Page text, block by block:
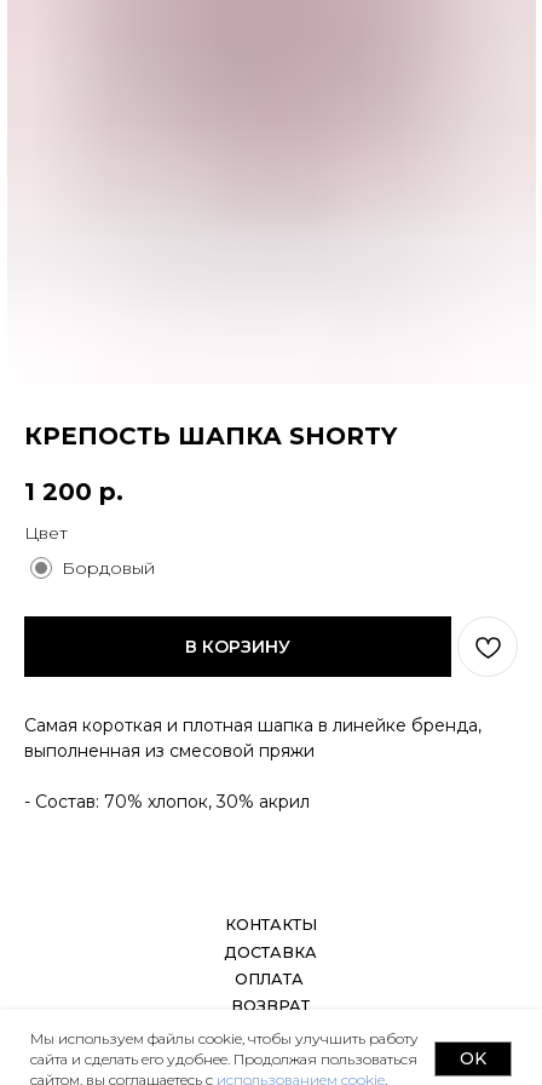
КРЕПОСТЬ ШАПКА SHORTY
1 200 р.
Цвет
Бордовый
В КОРЗИНУ
Самая короткая и плотная шапка в линейке бренда,
выполненная из смесовой пряжи
- Состав: 70% хлопок, 30% акрил
Мы используем файлы cookie, чтобы улучшить работу
сайта и сделать его удобнее. Продолжая пользоваться
сайтом, вы соглашаетесь с использованием cookie.
OK